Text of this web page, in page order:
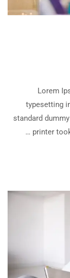
Lorem
typesetting
standard
printer